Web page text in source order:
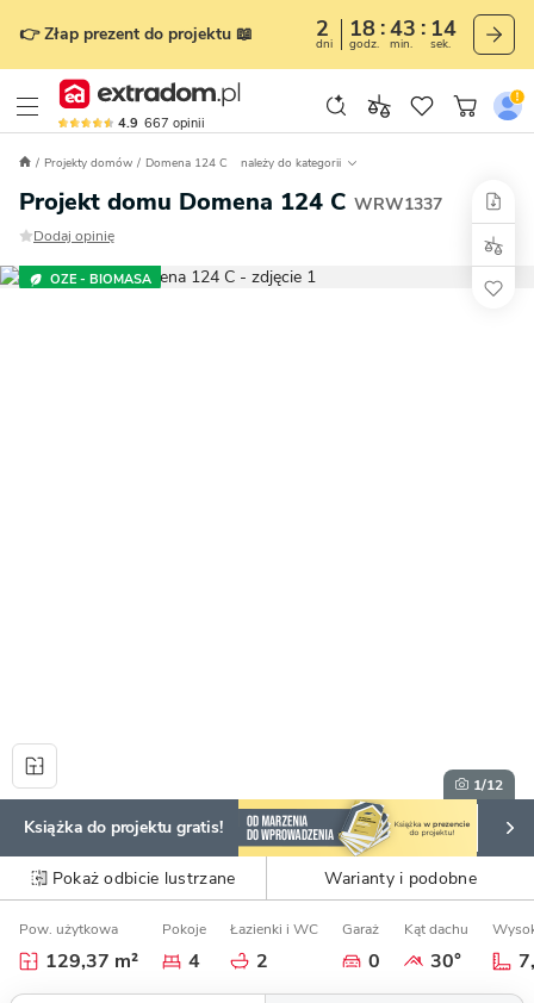
👉 Złap prezent do projektu 📖 2
dni
18
godz.
43
min.
13
sek.
4.9 667 opinii
Projekty domów Domena 124 C należy do kategorii
Projekt domu Domena 124 C WRW1337
Dodaj opinię
OZE - BIOMASA
1/12
Książka do projektu gratis!
Pokaż odbicie lustrzane Warianty i podobne
Pow. użytkowa
129,37 m²
Pokoje
4
Łazienki i WC
2
Garaż
0
Kąt dachu
30°